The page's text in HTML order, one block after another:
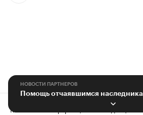
НОВОСТИ ПАРТНЕРОВ
Контактная информация